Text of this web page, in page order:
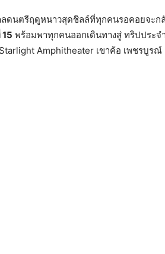
ลดนตรีฤดูหนาวสุดชิลล์ที่ทุกคนรอคอยจะก
พร้อมพาทุกคนออกเดินทางสู่ ทริปประจ
Amphitheater เขาค้อ เพชรบูรณ์